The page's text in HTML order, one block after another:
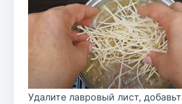
Удалите лавровый лист,